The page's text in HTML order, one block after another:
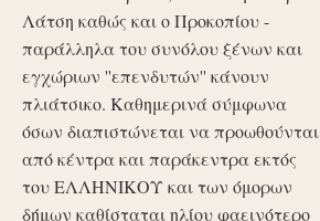
Λάτση καθώς και ο Προκοπίου -
παράλληλα του συνόλου ξένων και
εγχώριων ''επενδυτών'' κάνουν
πλιάτσικο. Καθημερινά σύμφωνα
όσων διαπιστώνεται να προωθούνται
από κέντρα και παράκεντρα εκτός
του ΕΛΛΗΝΙΚΟΥ και των όμορων
δήμων καθίσταται ηλίου φαεινότερο